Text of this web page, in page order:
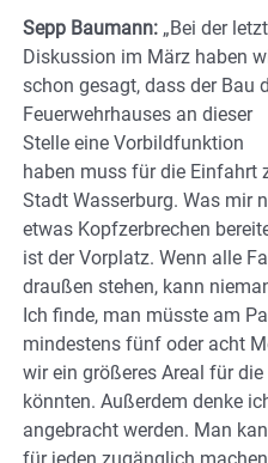
Sepp Baumann: „Bei der
Diskussion im März haben
schon gesagt, dass der Bau
Feuerwehrhauses an dieser
Stelle eine Vorbildfunktion
haben muss für die Einfahrt
Stadt Wasserburg. Was mir
etwas Kopfzerbrechen
ist der Vorplatz. Wenn alle
draußen stehen, kann
Ich finde, man müsste am
mindestens fünf oder acht
wir ein größeres Areal für
könnten. Außerdem denke
angebracht werden. Man